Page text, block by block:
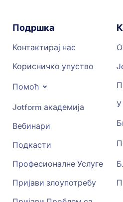
Подршка
Контактирај нас
Корисничко упуство
Помоћ
Jotform академија
Вебинари
Подкасти
Професионалне Услуге
Пријави злоупотребу
У